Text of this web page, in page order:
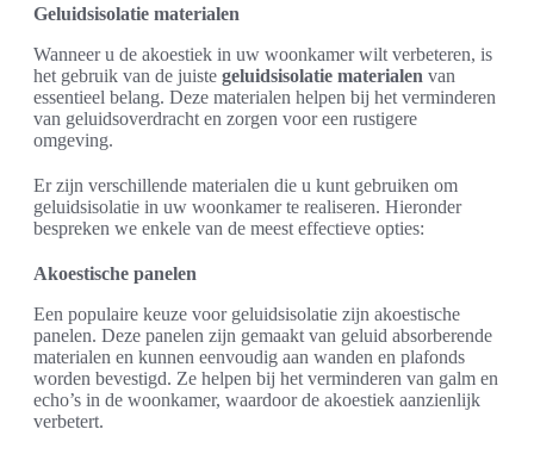
Geluidsisolatie materialen
Wanneer u de akoestiek in uw woonkamer wilt verbeteren, is
het gebruik van de juiste geluidsisolatie materialen van
essentieel belang. Deze materialen helpen bij het verminderen
van geluidsoverdracht en zorgen voor een rustigere
omgeving.
Er zijn verschillende materialen die u kunt gebruiken om
geluidsisolatie in uw woonkamer te realiseren. Hieronder
bespreken we enkele van de meest effectieve opties:
Akoestische panelen
Een populaire keuze voor geluidsisolatie zijn akoestische
panelen. Deze panelen zijn gemaakt van geluid absorberende
materialen en kunnen eenvoudig aan wanden en plafonds
worden bevestigd. Ze helpen bij het verminderen van galm en
echo’s in de woonkamer, waardoor de akoestiek aanzienlijk
verbetert.